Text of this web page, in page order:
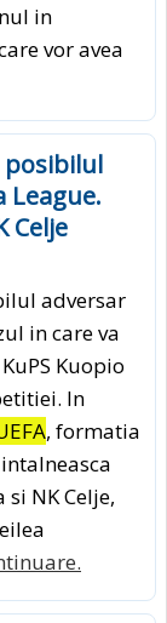
in
vor avea
posibilul
League.
Celje
adversar
in care va
Kuopio
In
, formatia
NK Celje,